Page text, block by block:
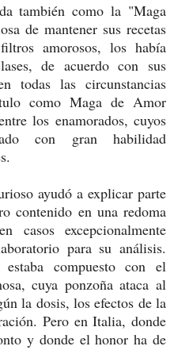
también como la "Maga
de mantener sus recetas
amorosos, los había
de acuerdo con sus
todas las circunstancias
como Maga de Amor
los enamorados, cuyos
con gran habilidad
ayudó a explicar parte
contenido en una redoma
excepcionalmente
para su análisis.
compuesto con el
cuya ponzoña ataca al
la dosis, los efectos de la
Pero en Italia, donde
y donde el honor ha de